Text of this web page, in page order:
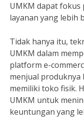
UMKM dapat fokus
layanan yang lebih
Tidak hanya itu,
UMKM dalam
platform e-
menjual produknya
memiliki toko fisik.
UMKM untuk
keuntungan yang